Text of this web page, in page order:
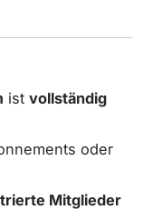
ist vollständig
oder
Mitglieder